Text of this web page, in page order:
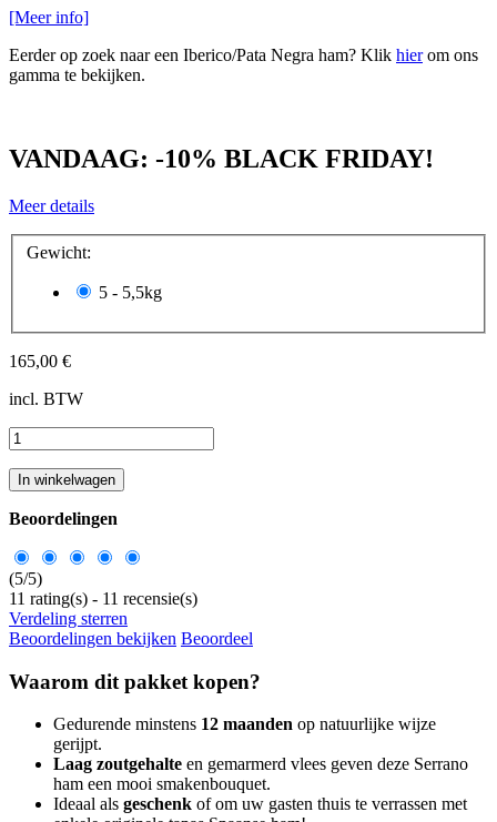
[Meer info]
Eerder op zoek naar een Iberico/Pata Negra ham? Klik hierom ons
gamma te bekijken.
VANDAAG: -10% BLACK FRIDAY!
Meer details
Gewicht:
5 - 5,5kg
165,00 €
incl. BTW
In winkelwagen
Beoordelingen
(5/5)
11 rating(s) - 11 recensie(s)
Verdeling sterren
Beoordelingen bekijken Beoordeel
Waarom dit pakket kopen?
Gedurende minstens 12 maanden op natuurlijke wijze
gerijpt.
Laag zoutgehalte en gemarmerd vlees geven deze Serrano
ham een mooi smakenbouquet.
Ideaal als geschenk of om uw gasten thuis te verrassen met